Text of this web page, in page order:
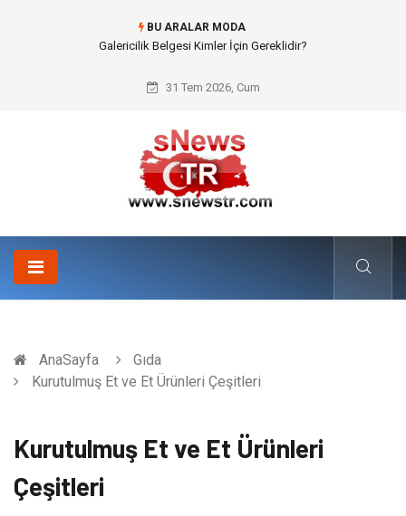
BU ARALAR MODA
Galericilik Belgesi Kimler İçin Gereklidir?
31 Tem 2026, Cum
AnaSayfa
Gıda
Kurutulmuş Et ve Et Ürünleri Çeşitleri
Kurutulmuş Et ve Et Ürünleri
Çeşitleri